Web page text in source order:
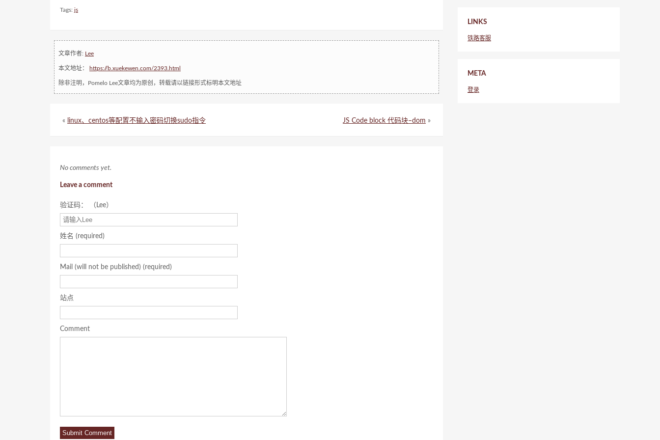
Tags: js
文章作者: Lee
本文地址： https://b.xuekewen.com/2393.html
除非注明，Pomelo Lee文章均为原创，转载请以链接形式标明本文地址
« linux、centos等配置不输入密码切换sudo指令 JS Code block 代码块–dom »
No comments yet.
Leave a comment
验证码： （Lee）
姓名 (required)
Mail (will not be published) (required)
站点
Comment
LINKS
铁路客服
META
登录